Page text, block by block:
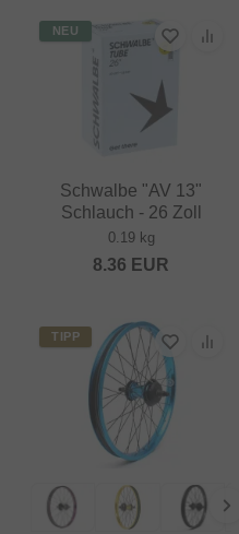
NEU
Schwalbe "AV 13"
Schlauch - 26 Zoll
0.19 kg
8.36 EUR
TIPP